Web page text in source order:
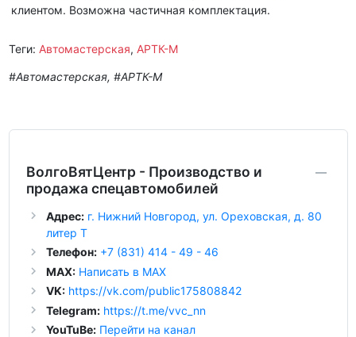
клиентом. Возможна частичная комплектация.
Теги: Автомастерская, АРТК-М
#Автомастерская, #АРТК-М
ВолгоВятЦентр - Производство и
продажа спецавтомобилей
Адрес: г. Нижний Новгород, ул. Ореховская, д. 80
литер Т
Телефон:+7 (831) 414 - 49 - 46
MAX: Написать в MAX
VK: https://vk.com/public175808842
Telegram: https://t.me/vvc_nn
YouTuBe: Перейти на канал